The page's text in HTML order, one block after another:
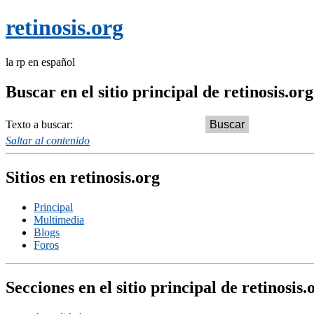
retinosis.org
la rp en español
Buscar en el sitio principal de retinosis.org
Texto a buscar:
Saltar al contenido
Sitios en retinosis.org
Principal
Multimedia
Blogs
Foros
Secciones en el sitio principal de